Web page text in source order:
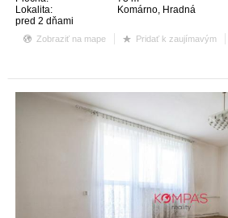
Lokalita:
Komárno, Hradná
pred 2 dňami
Zobraziť na mape Pridať k zaujímavým